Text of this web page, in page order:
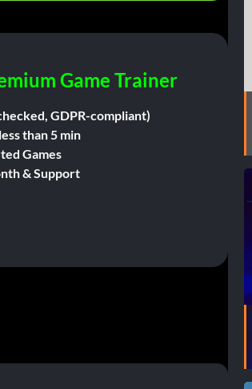
Game Trainer
GDPR-compliant)
than 5 min
Games
& Support